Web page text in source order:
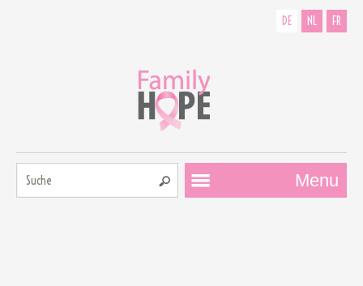
DE NL FR
Menu